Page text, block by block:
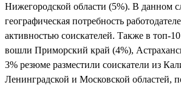
Нижегородской области (5%). В данном
географическая потребность
активностью соискателей. Также в топ-
вошли Приморский край (4%),
3% резюме разместили соискатели из
Ленинградской и Московской областей,